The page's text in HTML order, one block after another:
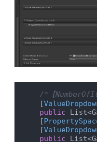
/*【
    [
public
    [
    [
public